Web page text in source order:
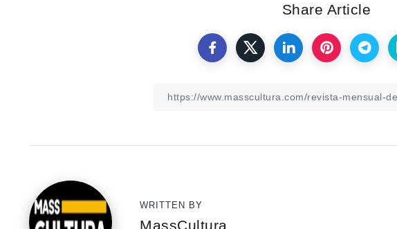
Share Article
WRITTEN BY
MassCultura